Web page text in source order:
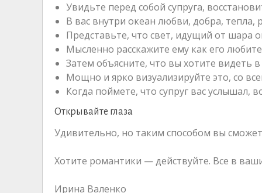
Увидьте перед собой супруга,
В вас внутри океан любви, добра, тепла,
Представьте, что свет, идущий от шара
Мысленно расскажите ему как его
Затем объясните, что вы хотите видеть
Мощно и ярко визуализируйте это, со
Когда поймете, что супруг вас услышал,
Открывайте глаза
Удивительно, но таким способом вы
Хотите романтики — действуйте. Все в
Ирина Валенко